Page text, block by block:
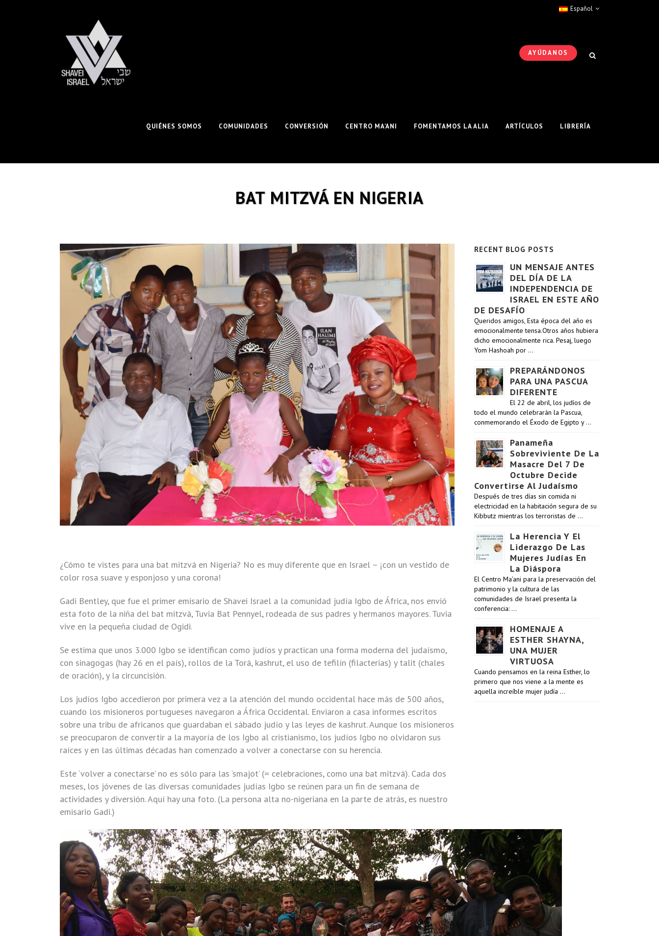
Español
AYÚDANOS
QUIÉNES SOMOS COMUNIDADES CONVERSIÓN CENTRO MA’ANI FOMENTAMOS LA ALIA ARTÍCULOS LIBRERÍA
BAT MITZVÁ EN NIGERIA
¿Cómo te vistes para una bat mitzvá en Nigeria? No es muy diferente que en Israel – ¡con un vestido de
color rosa suave y esponjoso y una corona!
Gadi Bentley, que fue el primer emisario de Shavei Israel a la comunidad judía Igbo de África, nos envió
esta foto de la niña del bat mitzvá, Tuvia Bat Pennyel, rodeada de sus padres y hermanos mayores. Tuvia
vive en la pequeña ciudad de Ogidi.
Se estima que unos 3.000 Igbo se identifican como judíos y practican una forma moderna del judaísmo,
con sinagogas (hay 26 en el país), rollos de la Torá, kashrut, el uso de tefilín (filacterias) y talit (chales
de oración), y la circuncisión.
Los judíos Igbo accedieron por primera vez a la atención del mundo occidental hace más de 500 años,
cuando los misioneros portugueses navegaron a África Occidental. Enviaron a casa informes escritos
sobre una tribu de africanos que guardaban el sábado judío y las leyes de kashrut. Aunque los misioneros
se preocuparon de convertir a la mayoría de los Igbo al cristianismo, los judíos Igbo no olvidaron sus
raíces y en las últimas décadas han comenzado a volver a conectarse con su herencia.
Este ‘volver a conectarse’ no es sólo para las ‘smajot’ (= celebraciones, como una bat mitzvá). Cada dos
meses, los jóvenes de las diversas comunidades judías Igbo se reúnen para un fin de semana de
actividades y diversión. Aquí hay una foto. (La persona alta no-nigeriana en la parte de atrás, es nuestro
emisario Gadi.)
RECENT BLOG POSTS
UN MENSAJE ANTES
DEL DÍA DE LA
INDEPENDENCIA DE
ISRAEL EN ESTE AÑO
DE DESAFÍO
Queridos amigos, Esta época del año es
emocionalmente tensa.Otros años hubiera
dicho emocionalmente rica. Pesaj, luego
Yom Hashoah por …
PREPARÁNDONOS
PARA UNA PASCUA
DIFERENTE
El 22 de abril, los judíos de
todo el mundo celebrarán la Pascua,
conmemorando el Éxodo de Egipto y …
Panameña
Sobreviviente De La
Masacre Del 7 De
Octubre Decide
Convertirse Al Judaísmo
Después de tres días sin comida ni
electricidad en la habitación segura de su
Kibbutz mientras los terroristas de …
La Herencia Y El
Liderazgo De Las
Mujeres Judías En
La Diáspora
El Centro Ma’ani para la preservación del
patrimonio y la cultura de las
comunidades de Israel presenta la
conferencia: …
HOMENAJE A
ESTHER SHAYNA,
UNA MUJER
VIRTUOSA
Cuando pensamos en la reina Esther, lo
primero que nos viene a la mente es
aquella increíble mujer judía …